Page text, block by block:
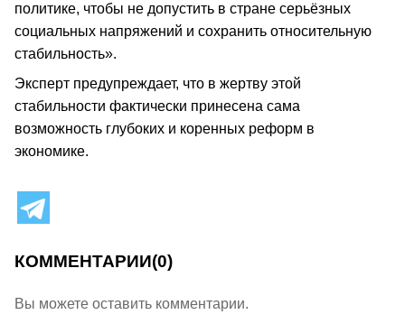
политике, чтобы не допустить в стране серьёзных
социальных напряжений и сохранить относительную
стабильность».
Эксперт предупреждает, что в жертву этой
стабильности фактически принесена сама
возможность глубоких и коренных реформ в
экономике.
КОММЕНТАРИИ(0)
Вы можете оставить комментарии.